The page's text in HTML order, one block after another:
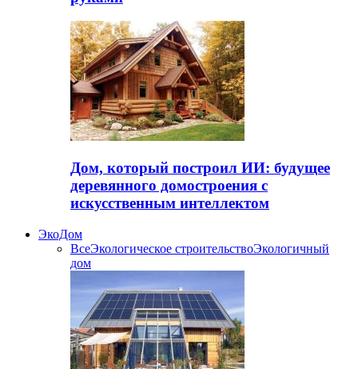
Дом, который построил ИИ: будущее
деревянного домостроения с
искусственным интеллектом
ЭкоДом
ВсеЭкологическое строительствоЭкологичный
дом